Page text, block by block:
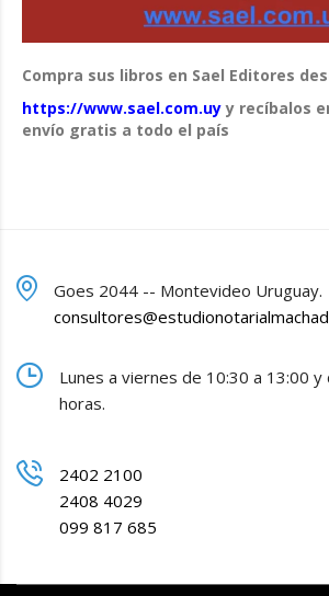
Compra sus libros en Sael Editores
https://www.sael.com.uyy recíbalos
envío gratis a todo el país
Goes 2044 -- Montevideo Uruguay.
Lunes a viernes de 10:30 a 13:00 y
horas.
2402 2100
2408 4029
099 817 685